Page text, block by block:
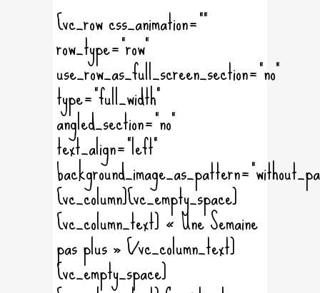
[vc_row css_animation=""
row_type="row"
use_row_as_full_screen_section="no"
type="full_width"
angled_section="no"
text_align="left"
[vc_column][vc_empty_space]
[vc_column_text] « Une Semaine
pas plus » [/vc_column_text]
[vc_empty_space]